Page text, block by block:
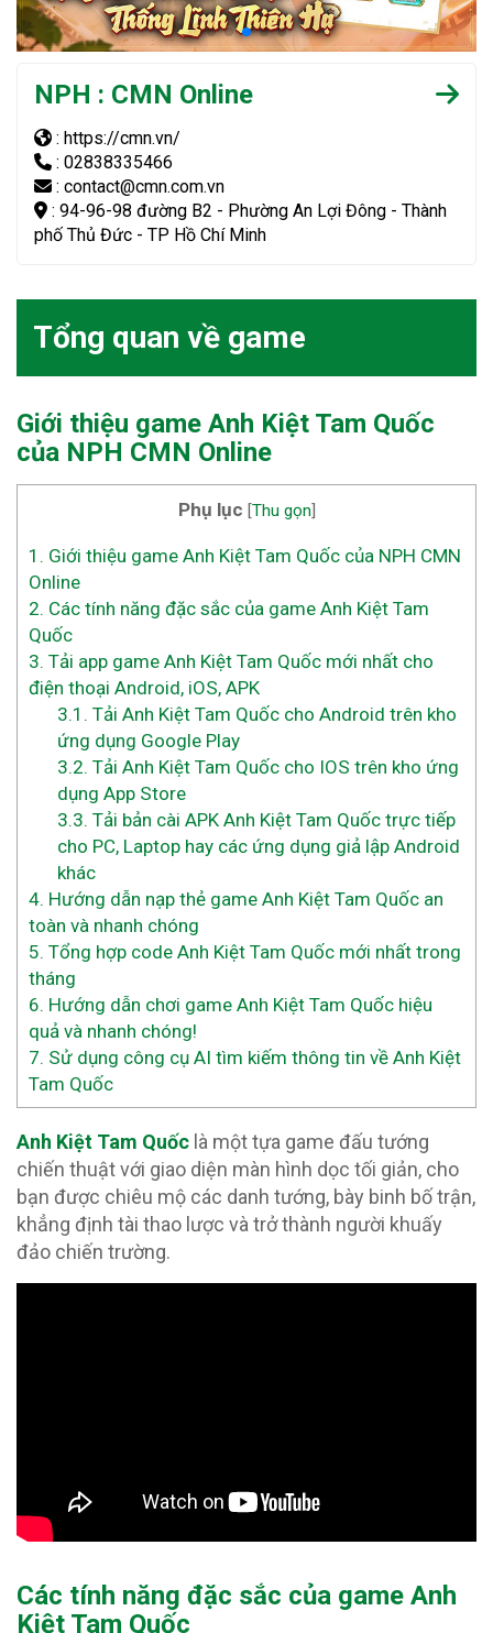
NPH : CMN Online
: https://cmn.vn/
: 02838335466
: contact@cmn.com.vn
: 94-96-98 đường B2 - Phường An Lợi Đông - Thành
phố Thủ Đức - TP Hồ Chí Minh
Tổng quan về game
Giới thiệu game Anh Kiệt Tam Quốc
của NPH CMN Online
Phụ lục Thu gọn]
1. Giới thiệu game Anh Kiệt Tam Quốc của NPH CMN
Online
2. Các tính năng đặc sắc của game Anh Kiệt Tam
Quốc
3. Tải app game Anh Kiệt Tam Quốc mới nhất cho
điện thoại Android, iOS, APK
3.1. Tải Anh Kiệt Tam Quốc cho Android trên kho
ứng dụng Google Play
3.2. Tải Anh Kiệt Tam Quốc cho IOS trên kho ứng
dụng App Store
3.3. Tải bản cài APK Anh Kiệt Tam Quốc trực tiếp
cho PC, Laptop hay các ứng dụng giả lập Android
khác
4. Hướng dẫn nạp thẻ game Anh Kiệt Tam Quốc an
toàn và nhanh chóng
5. Tổng hợp code Anh Kiệt Tam Quốc mới nhất trong
tháng
6. Hướng dẫn chơi game Anh Kiệt Tam Quốc hiệu
quả và nhanh chóng!
7. Sử dụng công cụ AI tìm kiếm thông tin về Anh Kiệt
Tam Quốc
Anh Kiệt Tam Quốc là một tựa game đấu tướng
chiến thuật với giao diện màn hình dọc tối giản, cho
bạn được chiêu mộ các danh tướng, bày binh bố trận,
khẳng định tài thao lược và trở thành người khuấy
đảo chiến trường.
Các tính năng đặc sắc của game Anh
Kiệt Tam Quốc